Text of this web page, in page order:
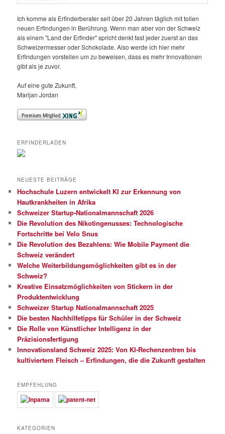
Ich komme als Erfinderberater seit über 20 Jahren täglich mit tollen
neuen Erfindungen in Berührung. Wenn man aber von der Schweiz
als einem "Land der Erfinder" spricht denkt fast jeder zuerst an das
Schweizermesser oder Schokolade. Also werde ich hier mehr
Erfindungen vorstellen um zu beweisen, dass es mehr Innovationen
gibt als je zuvor.
Auf eine gute Zukunft,
Marijan Jordan
ERFINDERLADEN
NEUESTE BEITRÄGE
Hochschule Luzern entwickelt KI zur Erkennung von
Hautkrankheiten in Afrika
Schweizer Startup-Nationalmannschaft 2026
Die Revolution des Nikotingenusses: Technologische
Fortschritte bei Velo Snus
Die Revolution des Bezahlens: Wie Mobile Payment die
Schweiz verändert
Welche Weiterbildungsmöglichkeiten gibt es in der
Schweiz?
Kreative Einsatzmöglichkeiten von Stickern in der
Produktentwicklung
Schweizer Startup Nationalmannschaft 2025
Die besten Nachhilfetipps für Schüler in der Schweiz
Die Rolle von Künstlicher Intelligenz in der
Präzisionsfertigung
Innovationsland Schweiz 2025: Von KI-Rechenzentren bis
kultiviertem Fleisch – Erfindungen, die die Zukunft gestalten
EMPFEHLUNG
KATEGORIEN